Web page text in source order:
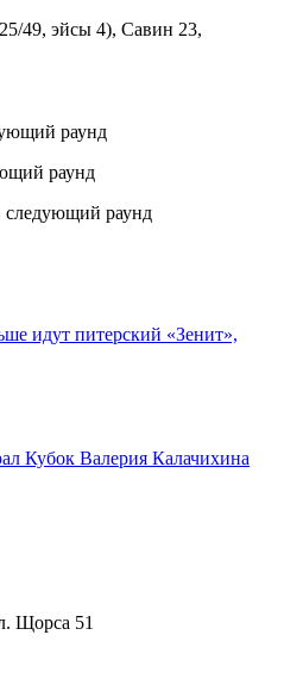
49, эйсы 4), Савин 23,
раунд
раунд
раунд
идут питерский «Зенит»,
Кубок Валерия Калачихина
Щорса 51